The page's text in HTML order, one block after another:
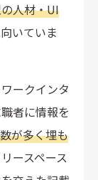
人材・UI
いていま
ークインタ
者に情報を
が多く埋も
ースペース